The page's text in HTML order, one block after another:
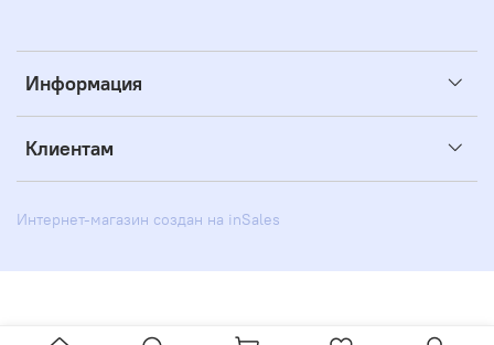
Информация
Клиентам
Интернет-магазин создан на inSales